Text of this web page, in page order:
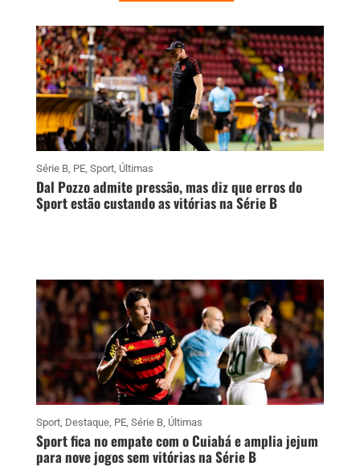
Série B, PE, Sport, Últimas
Dal Pozzo admite pressão, mas diz que erros do
Sport estão custando as vitórias na Série B
Sport, Destaque, PE, Série B, Últimas
Sport fica no empate com o Cuiabá e amplia jejum
para nove jogos sem vitórias na Série B